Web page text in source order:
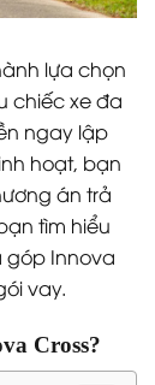
lựa chọn
chiếc xe đa
ngay lập
hoạt, bạn
án trả
tìm hiểu
góp Innova
vay.
Cross?